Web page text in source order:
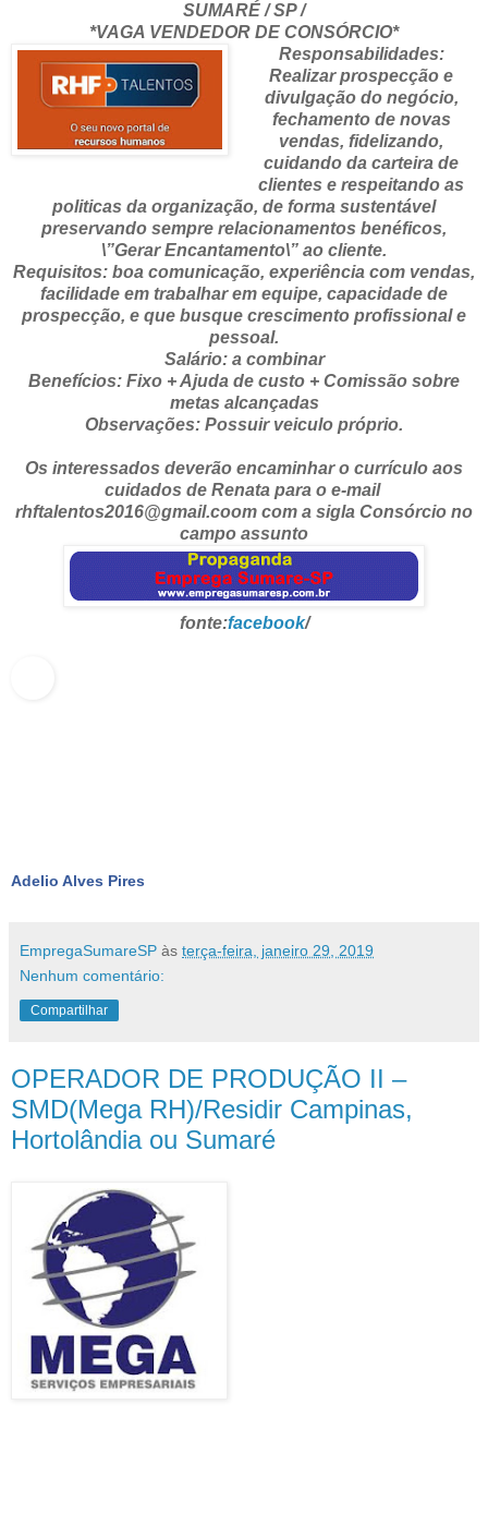
SUMARÉ / SP /
*VAGA VENDEDOR DE CONSÓRCIO*
Responsabilidades:
Realizar prospecção e
divulgação do negócio,
fechamento de novas
vendas, fidelizando,
cuidando da carteira de
clientes e respeitando as
politicas da organização, de forma sustentável
preservando sempre relacionamentos benéficos,
\”Gerar Encantamento\” ao cliente.
Requisitos: boa comunicação, experiência com vendas,
facilidade em trabalhar em equipe, capacidade de
prospecção, e que busque crescimento profissional e
pessoal.
Salário: a combinar
Benefícios: Fixo + Ajuda de custo + Comissão sobre
metas alcançadas
Observações: Possuir veiculo próprio.
Os interessados deverão encaminhar o currículo aos
cuidados de Renata para o e-mail
rhftalentos2016@gmail.coom com a sigla Consórcio no
campo assunto
fonte:facebook/
Adelio Alves Pires
EmpregaSumareSP às terça-feira, janeiro 29, 2019
Nenhum comentário:
Compartilhar
OPERADOR DE PRODUÇÃO II –
SMD(Mega RH)/Residir Campinas,
Hortolândia ou Sumaré